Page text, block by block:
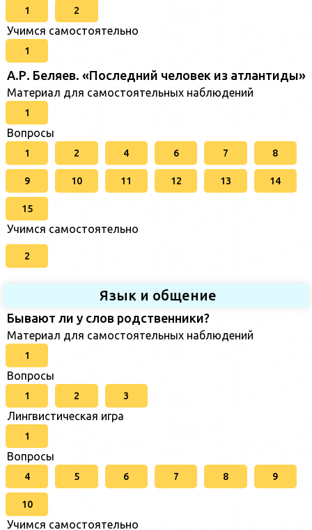
1 2
Учимся самостоятельно
1
А.Р. Беляев. «Последний человек из атлантиды»
Материал для самостоятельных наблюдений
1
Вопросы
1 2 4 6 7 8
9 10 11 12 13 14
15
Учимся самостоятельно
2
Язык и общение
Бывают ли у слов родственники?
Материал для самостоятельных наблюдений
1
Вопросы
1 2 3
Лингвистическая игра
1
Вопросы
4 5 6 7 8 9
10
Учимся самостоятельно